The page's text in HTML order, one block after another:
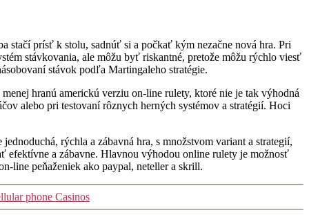
stačí prísť k stolu, sadnúť si a počkať kým nezačne nová hra. Pri
stávkovania, ale môžu byť riskantné, pretože môžu rýchlo viesť
stávok podľa Martingaleho stratégie.
hranú americkú verziu on-line rulety, ktoré nie je tak výhodná
alebo pri testovaní rôznych herných systémov a stratégií. Hoci
rýchla a zábavná hra, s množstvom variant a strategií,
efektívne a zábavne. Hlavnou výhodou online rulety je možnosť
line peňaženiek ako paypal, neteller a skrill.
phone Casinos